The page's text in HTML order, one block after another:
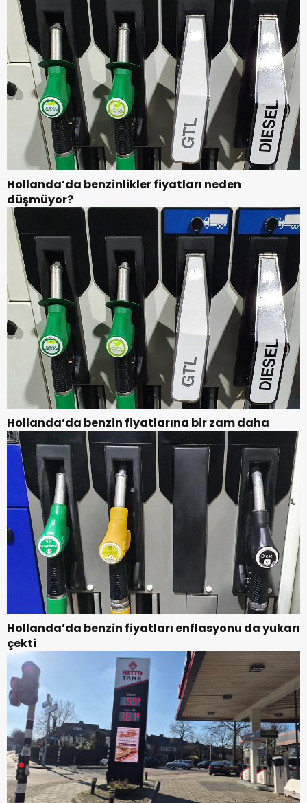
Hollanda’da benzinlikler fiyatları neden
düşmüyor?
Hollanda’da benzin fiyatlarına bir zam daha
Hollanda’da benzin fiyatları enflasyonu da yukarı
çekti